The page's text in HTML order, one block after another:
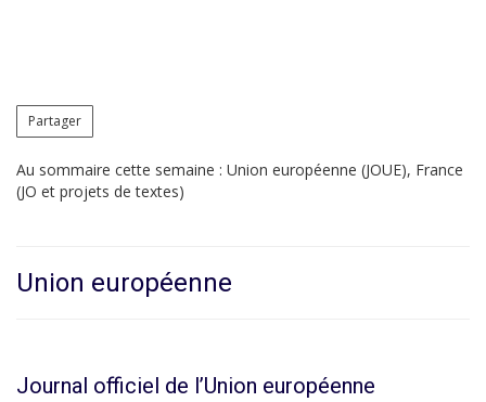
Partager
Au sommaire cette semaine : Union européenne (JOUE), France
(JO et projets de textes)
Union européenne
Journal officiel de l’Union européenne